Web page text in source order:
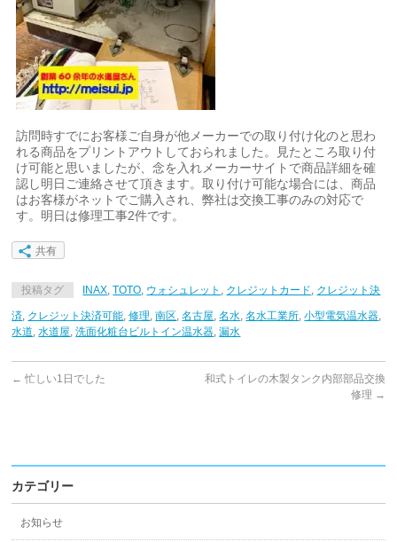
訪問時すでにお客様ご自身が他メーカーでの取り付け化のと思わ
れる商品をプリントアウトしておられました。見たところ取り付
け可能と思いましたが、念を入れメーカーサイトで商品詳細を確
認し明日ご連絡させて頂きます。取り付け可能な場合には、商品
はお客様がネットでご購入され、弊社は交換工事のみの対応で
す。明日は修理工事2件です。
共有
投稿タグ INAX,TOTO, ウォシュレット , クレジットカード, クレジット決
済, クレジット決済可能,修理,南区,名古屋,名水,名水工業所,小型電気温水器,
水道,水道屋,洗面化粧台ビルトイン温水器,漏水
← 忙しい1日でした
和式トイレの木製タンク内部部品交換
修理 →
カテゴリー
お知らせ